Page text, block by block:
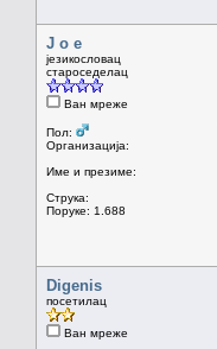
J o e
језикословац
староседелац
Ван мреже
Пол:
Организација:
Име и презиме:
Струка:
Поруке: 1.688
Digenis
посетилац
Ван мреже